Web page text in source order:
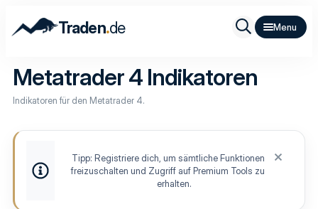
Traden.de
Metatrader 4 Indikatoren
Indikatoren für den Metatrader 4.
Tipp: Registriere dich, um sämtliche Funktionen
freizuschalten und Zugriff auf Premium Tools zu
erhalten.